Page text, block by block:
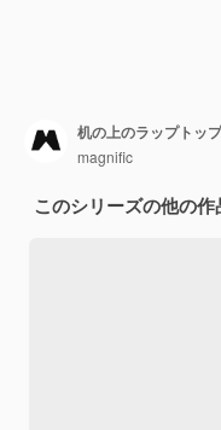
magnific
このシリーズの他の作